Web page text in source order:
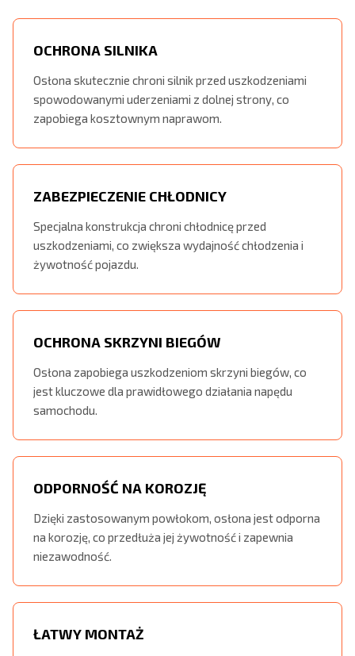
OCHRONA SILNIKA
Osłona skutecznie chroni silnik przed uszkodzeniami
spowodowanymi uderzeniami z dolnej strony, co
zapobiega kosztownym naprawom.
ZABEZPIECZENIE CHŁODNICY
Specjalna konstrukcja chroni chłodnicę przed
uszkodzeniami, co zwiększa wydajność chłodzenia i
żywotność pojazdu.
OCHRONA SKRZYNI BIEGÓW
Osłona zapobiega uszkodzeniom skrzyni biegów, co
jest kluczowe dla prawidłowego działania napędu
samochodu.
ODPORNOŚĆ NA KOROZJĘ
Dzięki zastosowanym powłokom, osłona jest odporna
na korozję, co przedłuża jej żywotność i zapewnia
niezawodność.
ŁATWY MONTAŻ